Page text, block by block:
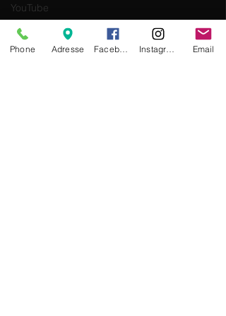
YouTube
Frederic
BONFILS
8, Villa de Saxe Paris 7ème
TEL:
01 47 34 26 19
Phone Adresse Email